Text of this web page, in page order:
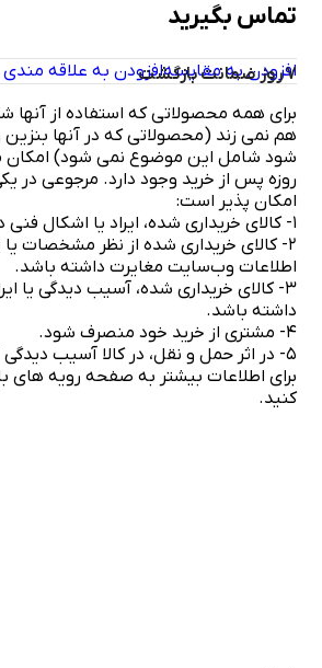
تماس بگیرید
افزودن به مقایسهافزودن به علاقه مندی
7 روز ضمانت بازگشت
برای همه محصولاتی که استفاده از آنها
هم نمی زند (محصولاتی که در آنها
روزه پس از خرید وجود دارد. مرجوعی در
امکان پذیر است:
۱- کالای خریداری شده، ایراد یا اشکال فنی داشته باشد.
۲- کالای خریداری شده از نظر مشخصات یا
اطلاعات وب‌سایت مغایرت داشته باشد.
۳- کالای خریداری شده، آسیب دیدگی یا
داشته باشد.
۴- مشتری از خرید خود منصرف شود.
۵- در اثر حمل و نقل، در کالا آسیب دیدگی ایجاد شده باشد.
برای اطلاعات بیشتر به صفحه رویه های
کنید.